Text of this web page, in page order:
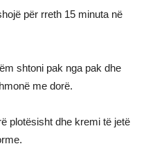
për rreth 15 minuta në
shtoni pak nga pak dhe
me dorë.
plotësisht dhe kremi të jetë